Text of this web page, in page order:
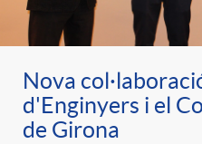
Nova
d'Enginyers i el
de Girona